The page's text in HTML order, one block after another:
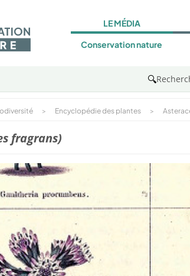
LE MÉDIA
Conservation nature
🔍
> Encyclopédie des plantes >
fragrans)